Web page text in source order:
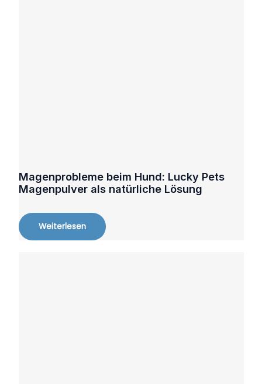
Magenprobleme beim Hund: Lucky Pets
Magenpulver als natürliche Lösung
Weiterlesen